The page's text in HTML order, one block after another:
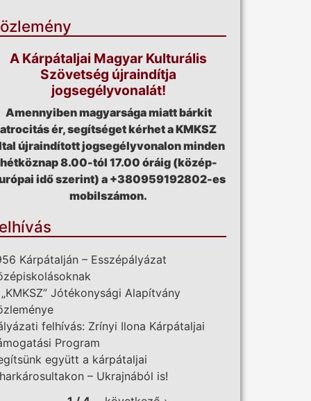
A Kárpátaljai Magyar Kulturális
Szövetség újraindítja
jogsegélyvonalát!
Amennyiben magyarsága miatt bárkit
atrocitás ér, segítséget kérhet a KMKSZ
újraindított jogsegélyvonalon minden
hétköznap 8.00-tól 17.00 óráig (közép-
idő szerint) a +380959192802-es
mobilszámon.
Kárpátalján – Esszépályázat
Jótékonysági Alapítvány
felhívás: Zrínyi Ilona Kárpátaljai
Program
együtt a kárpátaljai
– Ukrajnából is!